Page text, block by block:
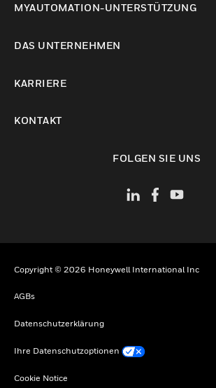
MYAUTOMATION-UNTERSTÜTZUNG
DAS UNTERNEHMEN
KARRIERE
KONTAKT
FOLGEN SIE UNS
Copyright © 2026 Honeywell International Inc
AGBs
Datenschutzerklärung
Ihre Datenschutzoptionen
Cookie Notice